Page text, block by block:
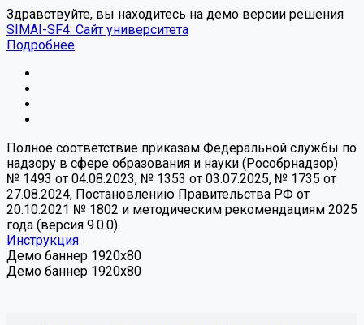
Здравствуйте, вы находитесь на демо версии решения
SIMAI-SF4: Сайт университета
Подробнее
Полное соответствие приказам Федеральной службы по
надзору в сфере образования и науки (Рособрнадзор)
№ 1493 от 04.08.2023, № 1353 от 03.07.2025, № 1735 от
27.08.2024, Постановлению Правительства РФ от
20.10.2021 № 1802 и методическим рекомендациям 2025
года (версия 9.0.0).
Инструкция
Демо баннер 1920x80
Демо баннер 1920x80